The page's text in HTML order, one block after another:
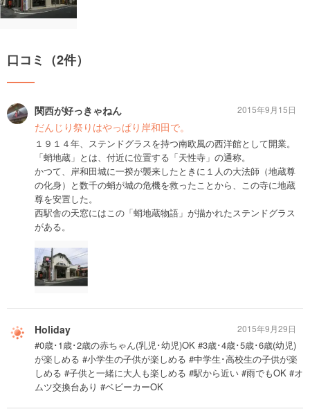
口コミ（2件）
関西が好っきゃねん
だんじり祭りはやっぱり岸和田で。
１９１４年、ステンドグラスを持つ南欧風の西洋館として開業。
「蛸地蔵」とは、付近に位置する「天性寺」の通称。
かつて、岸和田城に一揆が襲来したときに１人の大法師（地蔵尊
の化身）と数千の蛸が城の危機を救ったことから、この寺に地蔵
尊を安置した。
西駅舎の天窓にはこの「蛸地蔵物語」が描かれたステンドグラス
がある。
2015年9月15日
Holiday
#0歳･1歳･2歳の赤ちゃん(乳児･幼児)OK #3歳･4歳･5歳･6歳(幼児)
が楽しめる #小学生の子供が楽しめる #中学生･高校生の子供が楽
しめる #子供と一緒に大人も楽しめる #駅から近い #雨でもOK #オ
ムツ交換台あり #ベビーカーOK
2015年9月29日